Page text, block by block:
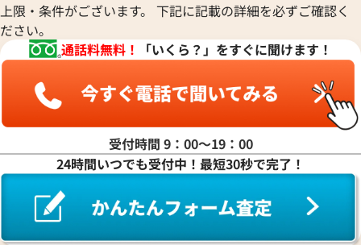
マ行
ヤ行
ワ行
上限・条件がございます。 下記に記載の詳細を必ずご確認く
ださい。
通話料無料！
「いくら？」をすぐに聞けます！
受付時間 9：00〜19：00
24時間いつでも受付中！最短30秒で完了！